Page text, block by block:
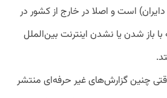
است و اصلا در خارج از کشور در
باز شدن یا نشدن اینترنت بین‌الملل
چنین گزارش‌های غیر حرفه‌ای منتشر